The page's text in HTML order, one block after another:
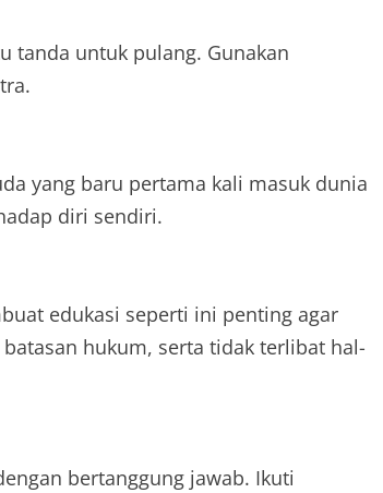
tanda untuk pulang. Gunakan
yang baru pertama kali masuk dunia
diri sendiri.
edukasi seperti ini penting agar
hukum, serta tidak terlibat hal-
bertanggung jawab. Ikuti